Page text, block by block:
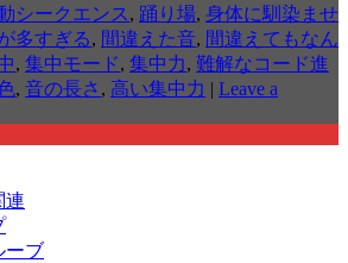
シークエンス , 踊り場, 身体に馴染ませ
多すぎる, 間違えた音, 間違えてもなん
, 集中モード, 集中力, 難解なコード進
, 音の長さ , 高い集中力 | Leave a
連
ーブ